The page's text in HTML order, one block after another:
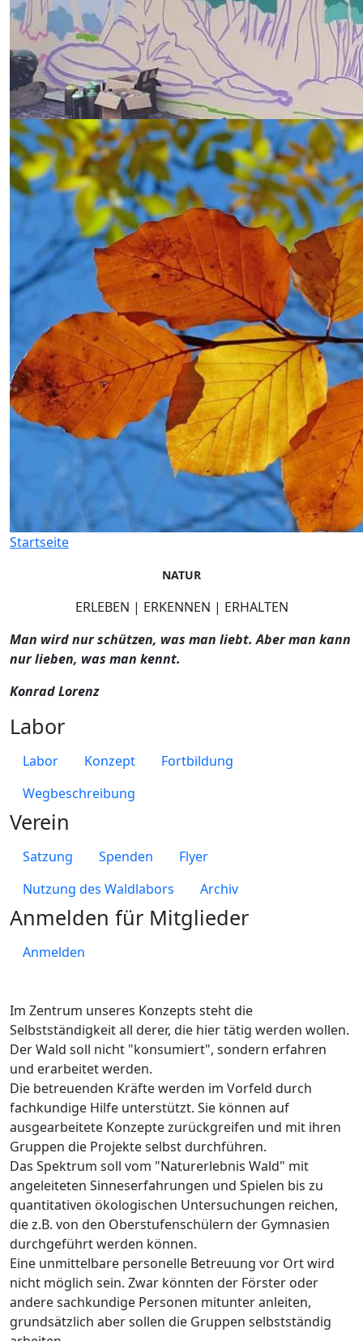
Startseite
Im Zentrum unseres Konzepts steht die
Selbstständigkeit all derer, die hier tätig werden wollen.
Der Wald soll nicht "konsumiert", sondern erfahren
und erarbeitet werden.
Die betreuenden Kräfte werden im Vorfeld durch
fachkundige Hilfe unterstützt. Sie können auf
ausgearbeitete Konzepte zurückgreifen und mit ihren
Gruppen die Projekte selbst durchführen.
Das Spektrum soll vom "Naturerlebnis Wald" mit
angeleiteten Sinneserfahrungen und Spielen bis zu
quantitativen ökologischen Untersuchungen reichen,
die z.B. von den Oberstufenschülern der Gymnasien
durchgeführt werden können.
Eine unmittelbare personelle Betreuung vor Ort wird
nicht möglich sein. Zwar könnten der Förster oder
andere sachkundige Personen mitunter anleiten,
grundsätzlich aber sollen die Gruppen selbstständig
NATUR
ERLEBEN | ERKENNEN | ERHALTEN
Man wird nur schützen, was man liebt. Aber man kann
nur lieben, was man kennt.
Konrad Lorenz
Labor
Labor Konzept
Fortbildung
Wegbeschreibung
Verein
Satzung Spenden
Flyer
Nutzung des Waldlabors
Archiv
Anmelden für Mitglieder
Anmelden